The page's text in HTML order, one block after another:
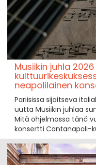
Musiikin juhla
neapolilainen
Pariisissa sijaitseva
uutta Musiikin juhlaa
Mitä ohjelmassa tänä
konsertti Cantanapoli-